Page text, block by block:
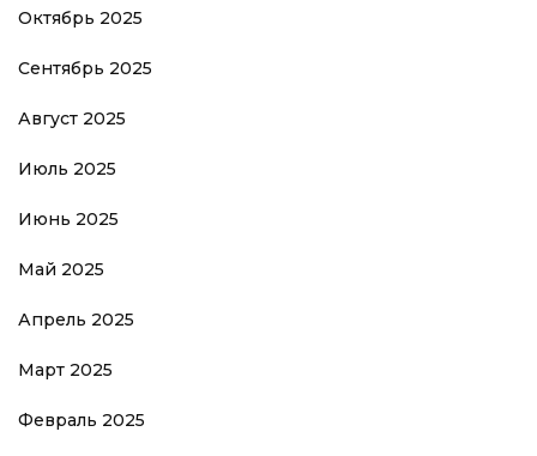
Октябрь 2025
Сентябрь 2025
Август 2025
Июль 2025
Июнь 2025
Май 2025
Апрель 2025
Март 2025
Февраль 2025